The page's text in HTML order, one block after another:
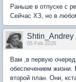
Раньше в отпуске с
Сейчас ХЗ, но в
Shtin_Andrey
05 Feb 2025
Вам ,в первую
обеспечением
второй план. Они,